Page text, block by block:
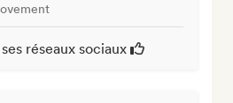
réseaux sociaux